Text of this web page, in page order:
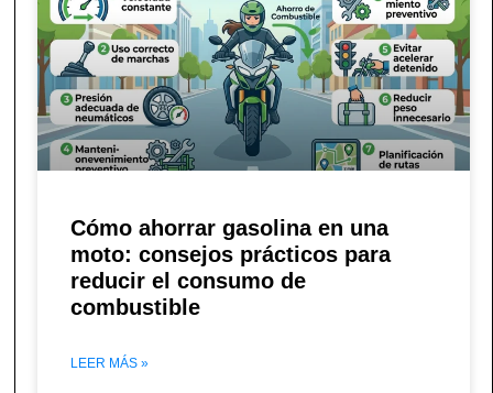
Cómo ahorrar gasolina en una
moto: consejos prácticos para
reducir el consumo de
combustible
LEER MÁS »